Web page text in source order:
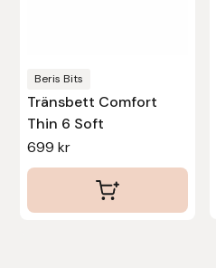
Beris Bits
Tränsbett Comfort
Thin 6 Soft
699kr
produktsidan
Uvex
Vals
Veredus